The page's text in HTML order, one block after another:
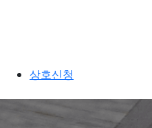
상호신청